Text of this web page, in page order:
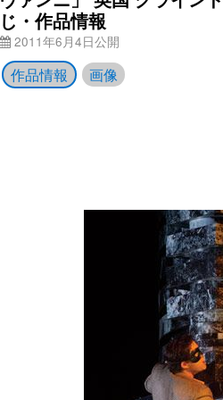
じ・作品情報
2011年6月4日公開
作品情報 画像